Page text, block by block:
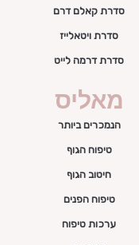
סדרת קאלם דרם
סדרת ויטאלייז
סדרת דרמה לייט
מאליס
הנמכרים ביותר
טיפוח הגוף
חיטוב הגוף
טיפוח הפנים
ערכות טיפוח